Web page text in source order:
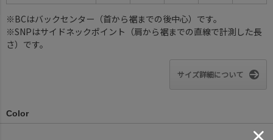
※BCはバックセンター（首から裾までの後中心）です。
※SNPはサイドネックポイント（肩から裾までの直線で計測した長
さ）です。
サイズ詳細について
Color